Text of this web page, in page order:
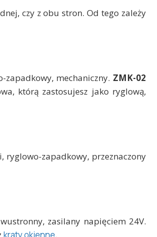
czy z obu stron. Od tego zależy
mechaniczny. ZMK-02
którą zastosujesz jako ryglową,
ryglowo-zapadkowy, przeznaczony
zasilany napięciem 24V.
kraty okienne.